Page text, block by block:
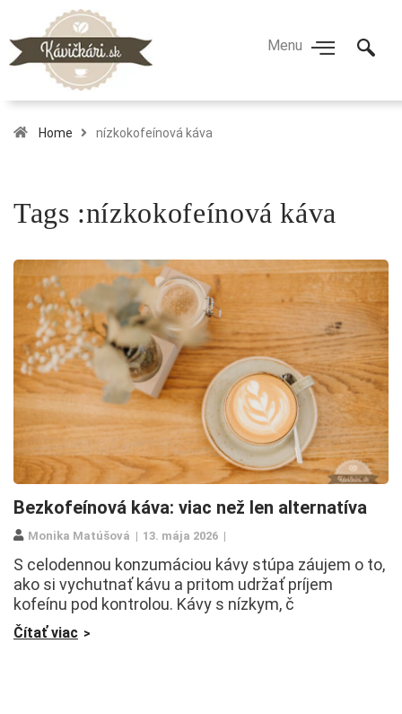
Home nízkokofeínová káva
Tags :nízkokofeínová káva
Bezkofeínová káva: viac než len alternatíva
Monika Matúšová 13. mája 2026
S celodennou konzumáciou kávy stúpa záujem o to,
ako si vychutnať kávu a pritom udržať príjem
kofeínu pod kontrolou. Kávy s nízkym, č
Čítať viac